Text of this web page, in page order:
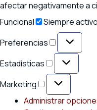
afectar negativamente a
Funcional
Funcional
Siempre activo
Preferencias
Estadísticas Estadísticas
Marketing
Marketing
Administrar